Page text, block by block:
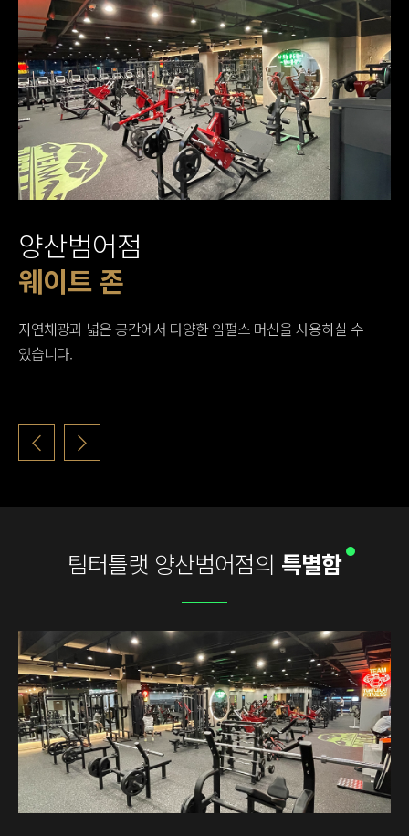
출입구 및 인포메이션
웨이트 머신 존
양산범어점
웨이트 존
자연채광과 넓은 공간에서 다양한 임펄스 머신을 사용하실 수
있습니다.
대기구필라테스실
PT 존
프리 웨이트 존
유산소 존
개별 샤워실
팀터틀랫 양산범어점의 특별함